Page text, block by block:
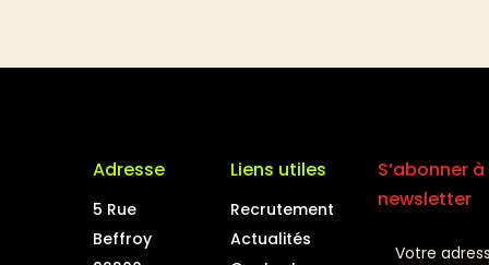
Adresse
5 Rue
Beffroy
Liens utiles
Recrutement
Actualités
S’abonner
newsletter